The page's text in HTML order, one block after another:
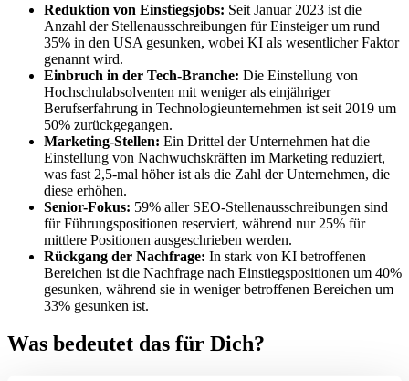
Reduktion von Einstiegsjobs: Seit Januar 2023 ist die
Anzahl der Stellenausschreibungen für Einsteiger um rund
35% in den USA gesunken, wobei KI als wesentlicher Faktor
genannt wird.
Einbruch in der Tech-Branche: Die Einstellung von
Hochschulabsolventen mit weniger als einjähriger
Berufserfahrung in Technologieunternehmen ist seit 2019 um
50% zurückgegangen.
Marketing-Stellen: Ein Drittel der Unternehmen hat die
Einstellung von Nachwuchskräften im Marketing reduziert,
was fast 2,5-mal höher ist als die Zahl der Unternehmen, die
diese erhöhen.
Senior-Fokus: 59% aller SEO-Stellenausschreibungen sind
für Führungspositionen reserviert, während nur 25% für
mittlere Positionen ausgeschrieben werden.
Rückgang der Nachfrage: In stark von KI betroffenen
Bereichen ist die Nachfrage nach Einstiegspositionen um 40%
gesunken, während sie in weniger betroffenen Bereichen um
33% gesunken ist.
Was bedeutet das für Dich?